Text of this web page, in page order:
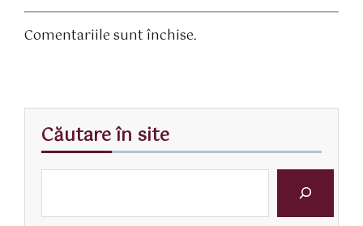
Comentariile sunt închise.
Căutare în site